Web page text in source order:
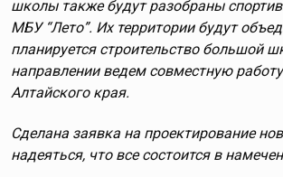
школы также будут разобраны
МБУ “Лето”. Их территории будут
планируется строительство большой
направлении ведем совместную
Алтайского края.
Сделана заявка на проектирование
надеяться, что все состоится в